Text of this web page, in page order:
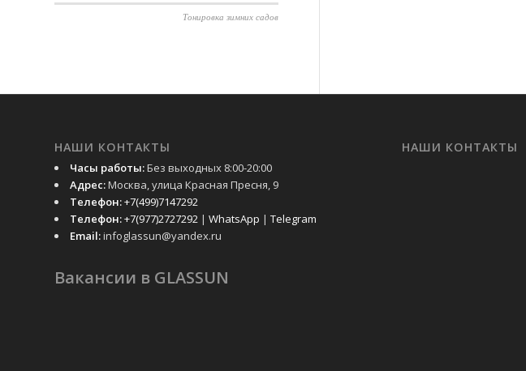
Тонировка зимних садов
НАШИ КОНТАКТЫ
Часы работы:Без выходных 8:00-20:00
Адрес:Москва, улица Красная Пресня, 9
Телефон:+7(499)7147292
Телефон:+7(977)2727292 | WhatsApp | Telegram
Email:infoglassun@yandex.ru
Вакансии в GLASSUN
НАШИ КОНТАКТЫ